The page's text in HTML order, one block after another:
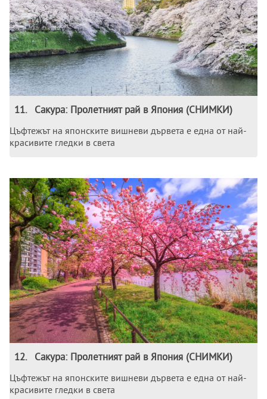
11. Сакура: Пролетният рай в Япония (СНИМКИ)
Цъфтежът на японските вишневи дървета е една от най-
красивите гледки в света
12. Сакура: Пролетният рай в Япония (СНИМКИ)
Цъфтежът на японските вишневи дървета е една от най-
красивите гледки в света